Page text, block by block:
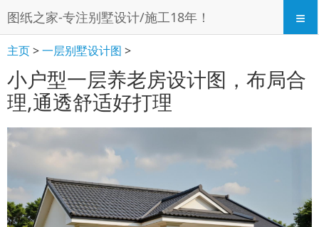
图纸之家-专注别墅设计/施工18年！ ≡
主页>一层别墅设计图 >
小户型一层养老房设计图，布局合
理,通透舒适好打理